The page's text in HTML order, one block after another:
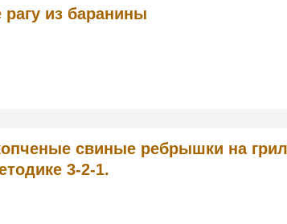
рагу из баранины
свиные ребрышки на
3-2-1.